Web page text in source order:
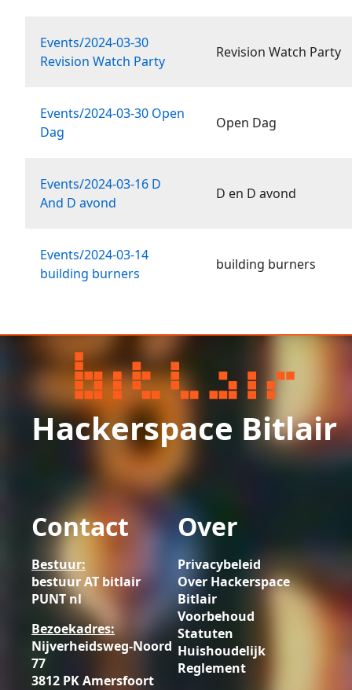
Events/2024-03-30
Revision Watch Party
Revision Watch Party
Events/2024-03-30 Open
Dag
Open Dag
Events/2024-03-16 D
And D avond
D en D avond
Events/2024-03-14
building burners
building burners
Hackerspace Bitlair
Contact
Bestuur:
bestuur AT bitlair
PUNT nl
Bezoekadres:
Nijverheidsweg-Noord
77
3812 PK Amersfoort
Over
Privacybeleid
Over Hackerspace
Bitlair
Voorbehoud
Statuten
Huishoudelijk
Reglement